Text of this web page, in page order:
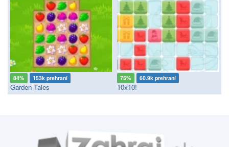
84% 153k prehraní
Garden Tales
75% 60.9k prehraní
10x10!